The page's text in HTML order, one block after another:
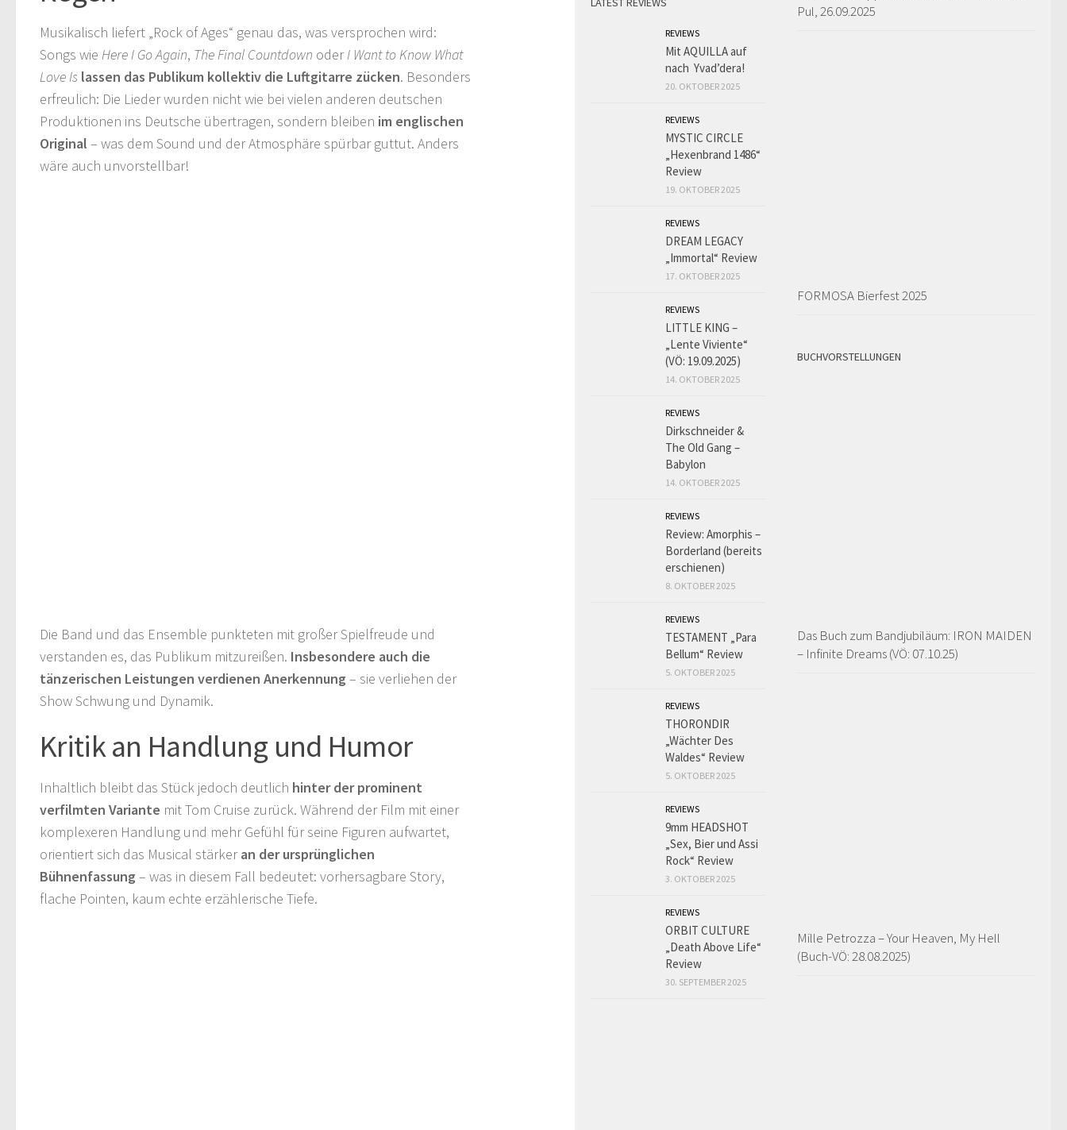
Musikalisch liefert „Rock of Ages“ genau das, was versprochen wird:
Songs wie Here I Go Again, The Final Countdown oderI Want to Know What
Love Is lassen das Publikum kollektiv die Luftgitarre zücken. Besonders
erfreulich: Die Lieder wurden nicht wie bei vielen anderen deutschen
Produktionen ins Deutsche übertragen, sondern bleiben im englischen
Original – was dem Sound und der Atmosphäre spürbar guttut. Anders
wäre auch unvorstellbar!
Die Band und das Ensemble punkteten mit großer Spielfreude und
verstanden es, das Publikum mitzureißen. Insbesondere auch die
tänzerischen Leistungen verdienen Anerkennung – sie verliehen der
Show Schwung und Dynamik.
Kritik an Handlung und Humor
Inhaltlich bleibt das Stück jedoch deutlich hinter der prominent
verfilmten Variante mit Tom Cruise zurück. Während der Film mit einer
komplexeren Handlung und mehr Gefühl für seine Figuren aufwartet,
orientiert sich das Musical stärkeran der ursprünglichen
Bühnenfassung – was in diesem Fall bedeutet: vorhersagbare Story,
flache Pointen, kaum echte erzählerische Tiefe.
Pul, 26.09.2025
FORMOSA Bierfest 2025
BUCHVORSTELLUNGEN
Das Buch zum Bandjubiläum: IRON MAIDEN
– Infinite Dreams (VÖ: 07.10.25)
Mille Petrozza – Your Heaven, My Hell
(Buch-VÖ: 28.08.2025)
REVIEWS
Mit AQUILLA auf
nach Yvad’dera!
20. OKTOBER 2025
REVIEWS
MYSTIC CIRCLE
„Hexenbrand 1486“
Review
19. OKTOBER 2025
REVIEWS
DREAM LEGACY
„Immortal“ Review
17. OKTOBER 2025
REVIEWS
LITTLE KING –
„Lente Viviente“
(VÖ: 19.09.2025)
14. OKTOBER 2025
REVIEWS
Dirkschneider &
The Old Gang –
Babylon
14. OKTOBER 2025
REVIEWS
Review: Amorphis –
Borderland (bereits
erschienen)
8. OKTOBER 2025
REVIEWS
TESTAMENT „Para
Bellum“ Review
5. OKTOBER 2025
REVIEWS
THORONDIR
„Wächter Des
Waldes“ Review
5. OKTOBER 2025
REVIEWS
9mm HEADSHOT
„Sex, Bier und Assi
Rock“ Review
3. OKTOBER 2025
REVIEWS
ORBIT CULTURE
„Death Above Life“
Review
30. SEPTEMBER 2025